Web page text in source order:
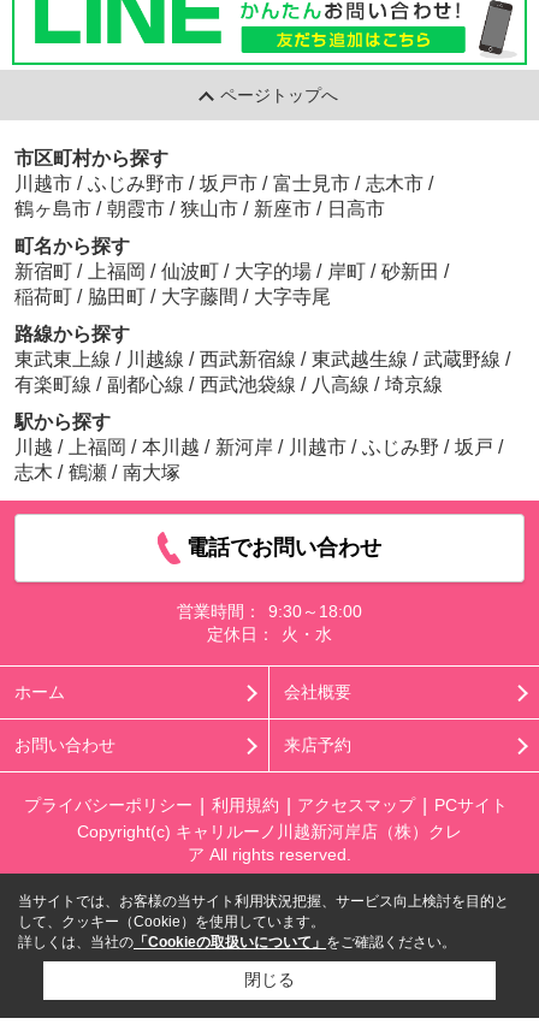
ページトップへ
市区町村から探す
川越市 / ふじみ野市 / 坂戸市 / 富士見市 / 志木市 /
鶴ヶ島市 / 朝霞市 / 狭山市 / 新座市 / 日高市
町名から探す
新宿町 / 上福岡 / 仙波町 / 大字的場 / 岸町 / 砂新田 /
稲荷町 / 脇田町 / 大字藤間 / 大字寺尾
路線から探す
東武東上線 / 川越線 / 西武新宿線 / 東武越生線 / 武蔵野線 /
有楽町線 / 副都心線 / 西武池袋線 / 八高線 / 埼京線
駅から探す
川越 / 上福岡 / 本川越 / 新河岸 / 川越市 / ふじみ野 / 坂戸 /
志木 / 鶴瀬 / 南大塚
電話でお問い合わせ
営業時間：
9:30～18:00
定休日：
火・水
ホーム 会社概要
お問い合わせ 来店予約
プライバシーポリシー 利用規約 アクセスマップ
PCサイト
Copyright(c) キャリルーノ川越新河岸店（株）クレ
ア All rights reserved.
当サイトでは、お客様の当サイト利用状況把握、サービス向上検討を目的と
して、クッキー（Cookie）を使用しています。
詳しくは、当社の 「Cookieの取扱いについて」 をご確認ください。
閉じる